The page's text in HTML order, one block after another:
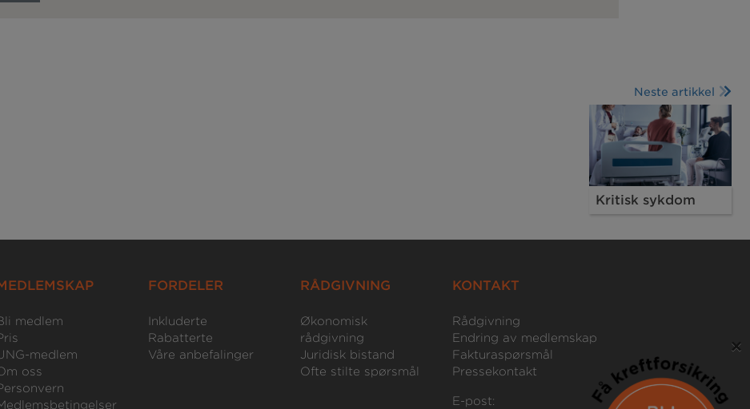
Neste artikkel
Kritisk sykdom
medlem
medlem
oss
FORDELER
Inkluderte
Rabatterte
Våre anbefalinger
RÅDGIVNING
Økonomisk
rådgivning
Juridisk bistand
Ofte stilte spørsmål
KONTAKT
Rådgivning
Endring av medlemskap
Fakturaspørsmål
Pressekontakt
E-post:
×